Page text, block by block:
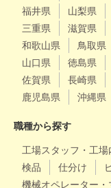
福井県
山梨県
三重県
滋賀県
和歌山県
鳥取県
山口県
徳島県
佐賀県
長崎県
鹿児島県
沖縄県
職種から探す
工場スタッフ・工場
検品
仕分け
機械オペレーター